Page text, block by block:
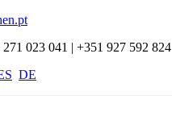
principal
271 023 041 | +351 927 592 824
DE